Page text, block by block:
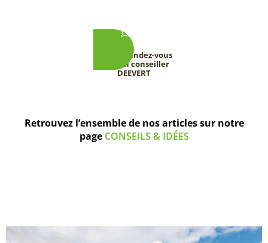
Prenez rendez-vous
avec un conseiller
DEEVERT
Retrouvez l’ensemble de nos articles sur notre
page CONSEILS & IDÉES